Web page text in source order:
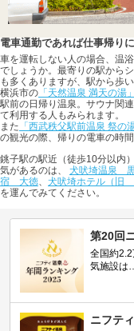
電車通勤であれば仕事帰り
車を運転しない人の場合、温
でしょうか。最寄りの駅から
も多くありますが、駅から歩
横浜市の 「天然温泉 満天の湯」
駅前の日帰り温泉。サウナ関
て利用する人もみられます。
また 「西武秩父駅前温泉 祭の湯
の観光の際、帰りの電車の時
銚子駅の駅近（徒歩10分以内
気があるのは、 犬吠埼温泉
宿 大徳、 犬吠埼ホテル（旧
を運んでみてください。
第20回
全国約
気施設は
ニフテ